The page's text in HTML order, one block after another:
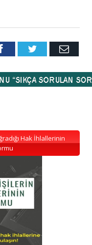
FacebookTwitter Email
Hak İhlallerinin